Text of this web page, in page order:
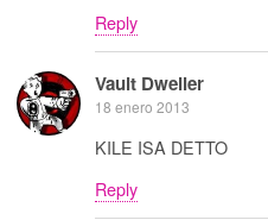
Reply
Vault Dweller
18 enero 2013
KILE ISA DETTO
Reply